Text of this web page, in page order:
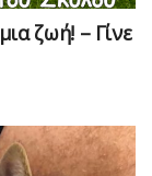
ζωή! – Γίνε